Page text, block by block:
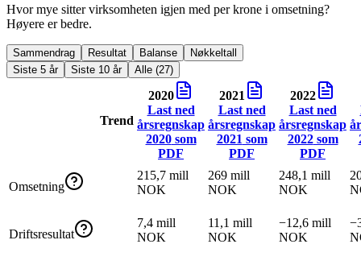
Hvor mye sitter virksomheten igjen med per krone i omsetning?
Høyere er bedre.
Sammendrag Resultat Balanse
Nøkkeltall
Siste 5 år
Siste 10 år Alle (27)
Trend
2020
Last ned
årsregnskap
2020som
PDF
2021
Last ned
årsregnskap
2021 som
PDF
2022
Last ned
årsregnskap
2022som
PDF
Omsetning
215,7 mill
NOK
269 mill
NOK
248,1 mill
NOK
Driftsresultat
7,4 mill
NOK
11,1 mill
NOK
−12,6 mill
NOK